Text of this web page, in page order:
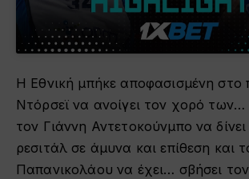
Η Εθνική μπήκε αποφασισμένη στο
Ντόρσεϊ να ανοίγει τον χορό των…
τον Γιάννη Αντετοκούνμπο να
ρεσιτάλ σε άμυνα και επίθεση και
Παπανικολάου να έχει… σβήσει